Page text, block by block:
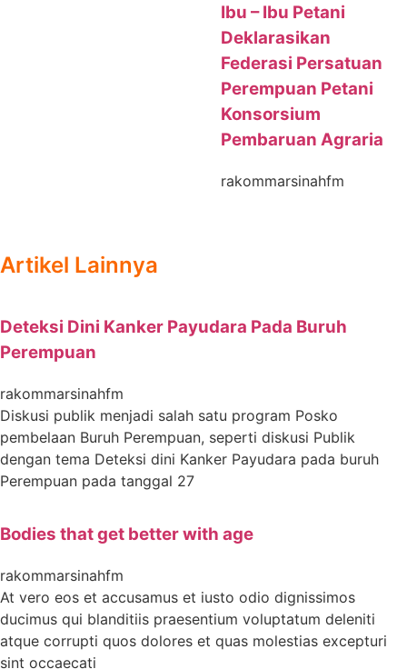
Ibu – Ibu Petani
Deklarasikan
Federasi Persatuan
Perempuan Petani
Konsorsium
Pembaruan Agraria
rakommarsinahfm
Artikel Lainnya
Deteksi Dini Kanker Payudara Pada Buruh
Perempuan
rakommarsinahfm
Diskusi publik menjadi salah satu program Posko
pembelaan Buruh Perempuan, seperti diskusi Publik
dengan tema Deteksi dini Kanker Payudara pada buruh
Perempuan pada tanggal 27
Bodies that get better with age
rakommarsinahfm
At vero eos et accusamus et iusto odio dignissimos
ducimus qui blanditiis praesentium voluptatum deleniti
atque corrupti quos dolores et quas molestias excepturi
sint occaecati